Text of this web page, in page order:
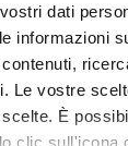
dati
informazioni
Le vostre
È
osteoarticolari